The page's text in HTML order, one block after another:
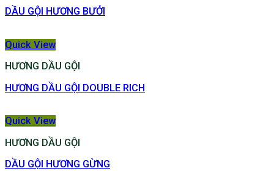
DẦU GỘI HƯƠNG BƯỞI
Quick View
HƯƠNG DẦU GỘI
HƯƠNG DẦU GỘI DOUBLE RICH
Quick View
HƯƠNG DẦU GỘI
DẦU GỘI HƯƠNG GỪNG